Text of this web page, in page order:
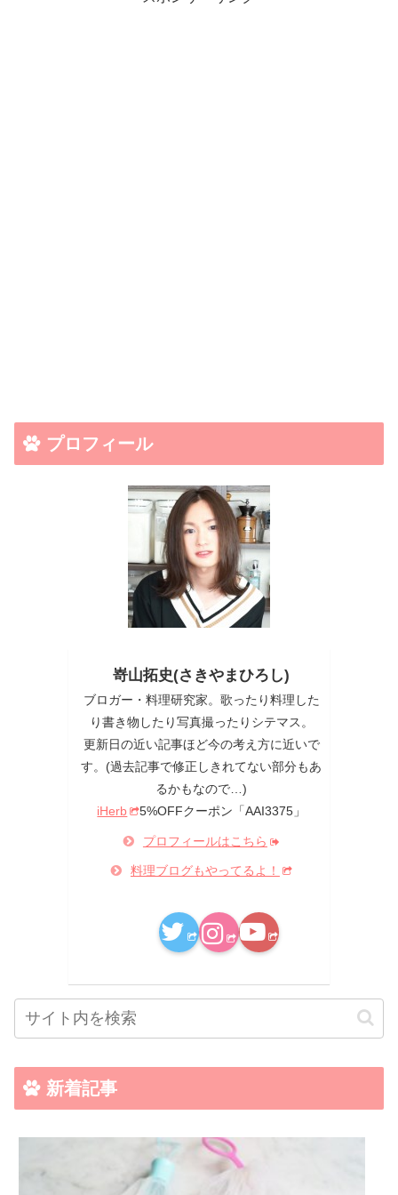
プロフィール
嵜山拓史(さきやまひろし)
ブロガー・料理研究家。歌ったり料理した
り書き物したり写真撮ったりシテマス。
更新日の近い記事ほど今の考え方に近いで
す。(過去記事で修正しきれてない部分もあ
るかもなので…)
iHerb
5%OFFクーポン「AAI3375」
プロフィールはこちら
料理ブログもやってるよ！
新着記事